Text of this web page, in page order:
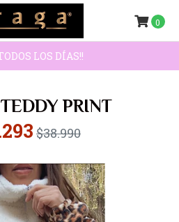
LOS DÍAS!!
0
PRINT
$38.990